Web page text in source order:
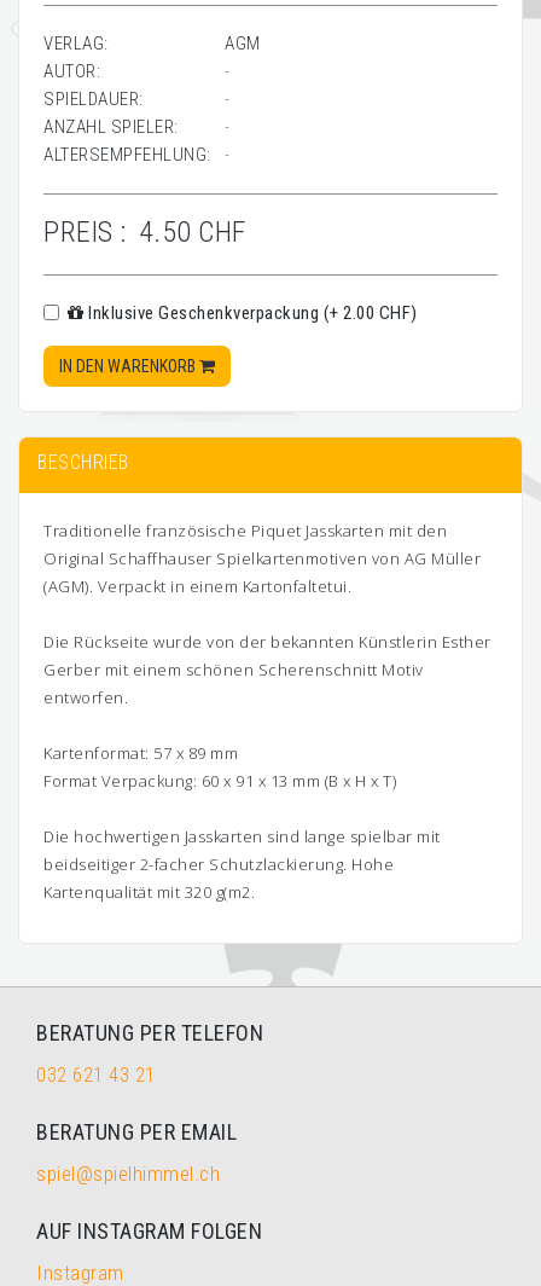
VERLAG:
AGM
AUTOR:
-
SPIELDAUER:
-
ANZAHL SPIELER:
-
ALTERSEMPFEHLUNG:
-
PREIS : 4.50 CHF
Inklusive Geschenkverpackung (+ 2.00 CHF)
IN DEN WARENKORB
BESCHRIEB
Traditionelle französische Piquet Jasskarten mit den
Original Schaffhauser Spielkartenmotiven von AG Müller
(AGM). Verpackt in einem Kartonfaltetui.
Die Rückseite wurde von der bekannten Künstlerin Esther
Gerber mit einem schönen Scherenschnitt Motiv
entworfen.
Kartenformat: 57 x 89 mm
Format Verpackung: 60 x 91 x 13 mm (B x H x T)
Die hochwertigen Jasskarten sind lange spielbar mit
beidseitiger 2-facher Schutzlackierung. Hohe
Kartenqualität mit 320 g(m2.
BERATUNG PER TELEFON
032 621 43 21
BERATUNG PER EMAIL
spiel@spielhimmel.ch
AUF INSTAGRAM FOLGEN
Instagram